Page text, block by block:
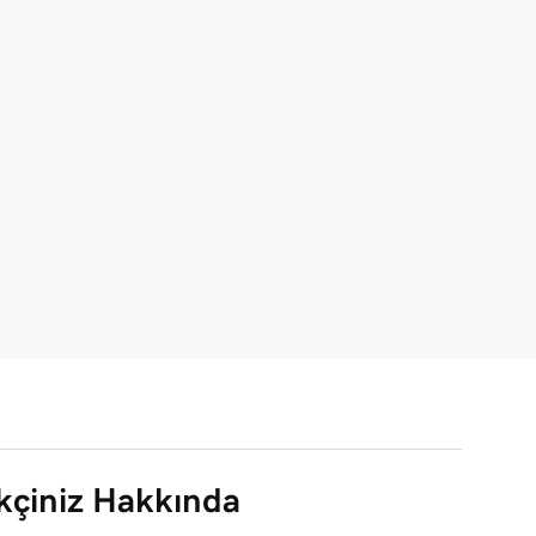
Hakkında